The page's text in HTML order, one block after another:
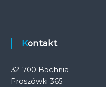
Kontakt
32-700 Bochnia
Proszówki 365